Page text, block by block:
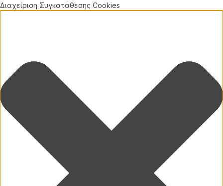
Διαχείριση Συγκατάθεσης Cookies